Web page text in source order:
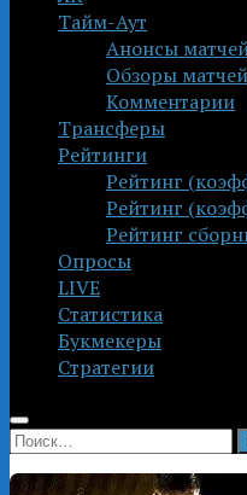
Тайм-Аут
Анонсы
Обзоры матчей
Комментарии
Трансферы
Рейтинги
Рейтинг
Рейтинг
Рейтинг
Опросы
LIVE
Статистика
Букмекеры
Стратегии
Найти: